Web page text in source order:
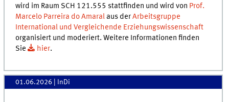
wird im Raum SCH 121.555 stattfinden und wird von Prof.
Marcelo Parreira do Amaral aus derArbeitsgruppe
International und Vergleichende Erziehungswissenschaft
organisiert und moderiert. Weitere Informationen finden
Sie
hier.
01.06.2026 | InDi